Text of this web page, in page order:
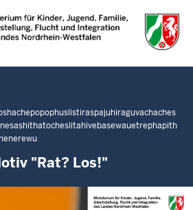
zum Inhalt
Hauptmenü
"Rat? Los!"